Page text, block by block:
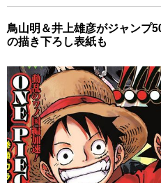
鳥山明＆井上雄彦がジャンプ
の描き下ろし表紙も